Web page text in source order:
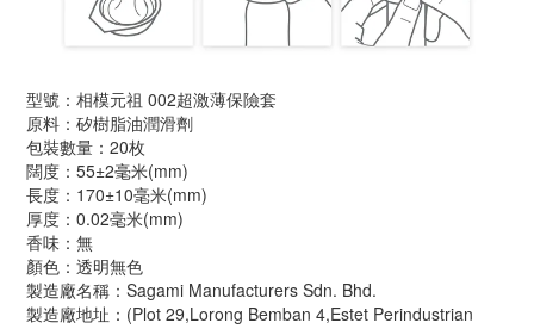
型號：相模元祖 002超激薄保險套
原料：矽樹脂油潤滑劑
包裝數量：20枚
闊度：55±2毫米(mm)
長度：170±10毫米(mm)
厚度：0.02毫米(mm)
香味：無
顏色：透明無色
製造廠名稱：Sagami Manufacturers Sdn. Bhd.
製造廠地址：(Plot 29,Lorong Bemban 4,Estet Perindustrian